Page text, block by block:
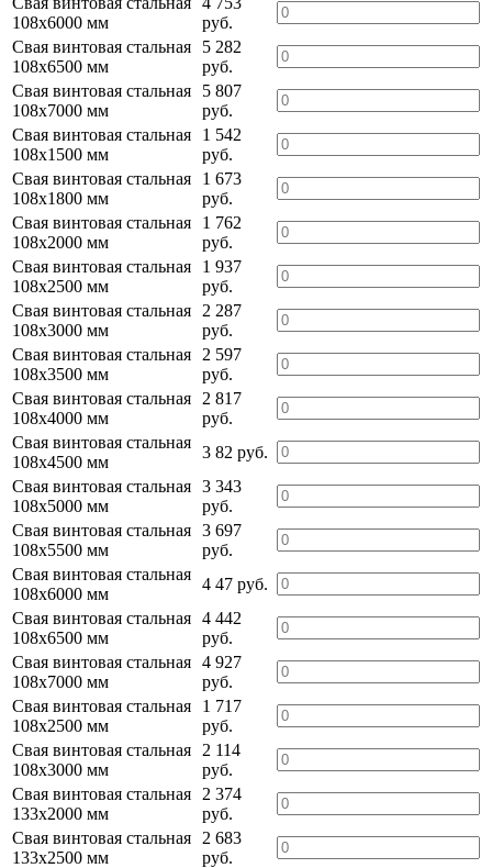
108х6000 мм
руб.
Свая винтовая стальная
108х6500 мм
5 282
руб.
Свая винтовая стальная
108х7000 мм
5 807
руб.
Свая винтовая стальная
108х1500 мм
1 542
руб.
Свая винтовая стальная
108х1800 мм
1 673
руб.
Свая винтовая стальная
108х2000 мм
1 762
руб.
Свая винтовая стальная
108х2500 мм
1 937
руб.
Свая винтовая стальная
108х3000 мм
2 287
руб.
Свая винтовая стальная
108х3500 мм
2 597
руб.
Свая винтовая стальная
108х4000 мм
2 817
руб.
Свая винтовая стальная
108х4500 мм
3 82 руб.
Свая винтовая стальная
108х5000 мм
3 343
руб.
Свая винтовая стальная
108х5500 мм
3 697
руб.
Свая винтовая стальная
108х6000 мм
4 47 руб.
Свая винтовая стальная
108х6500 мм
4 442
руб.
Свая винтовая стальная
108х7000 мм
4 927
руб.
Свая винтовая стальная
108х2500 мм
1 717
руб.
Свая винтовая стальная
108х3000 мм
2 114
руб.
Свая винтовая стальная
133х2000 мм
2 374
руб.
Свая винтовая стальная
133х2500 мм
2 683
руб.